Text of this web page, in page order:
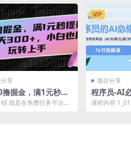
享
撸掘金，满1元秒提
松每天300+，小白
就是在免费任务平台，
VIP
项目分享
程序员-AI
全栈项目
课程内容